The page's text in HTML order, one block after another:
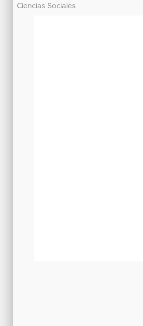
Ciencias Sociales